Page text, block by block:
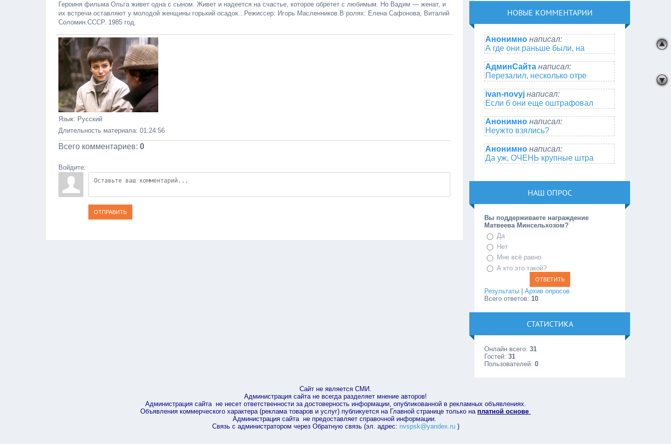
Героиня фильма Ольга живет одна с сыном. Живет и надеется на счастье, которое обретет с любимым. Но Вадим — женат, и
их встречи оставляют у молодой женщины горький осадок...Режиссер: Игорь Масленников.В ролях: Елена Сафонова, Виталий
Соломин.СССР. 1985 год.
Язык: Русский
Длительность материала: 01:24:56
Всего комментариев: 0
Войдите:
ОТПРАВИТЬ
НОВЫЕ КОММЕНТАРИИ
Анонимно написал:
А где они раньше были, на
АдминСайта написал:
Перезалил, несколько отре
ivan-novyj написал:
Если б они еще оштрафовал
Анонимно написал:
Неужто взялись?
Анонимно написал:
Да уж, ОЧЕНЬ крупные штра
НАШ ОПРОС
Вы поддерживаете награждение
Матвеева Минсельхозом?
Да
Нет
Мне всё равно
А кто это такой?
Результаты |Архив опросов
Всего ответов:10
СТАТИСТИКА
Онлайн всего:31
Гостей:31
Пользователей:0
Сайт не является СМИ.
Администрация сайта не всегда разделяет мнение авторов!
Администрация сайта не несет ответственности за достоверность информации, опубликованной в рекламных объявлениях.
Объявления коммерческого характера (реклама товаров и услуг) публикуется на Главной странице только на платной основе
Администрация сайта не предоставляет справочной информации.
Связь с администратором через Обратную связь (эл. адрес: nvspsk@yandex.ru)